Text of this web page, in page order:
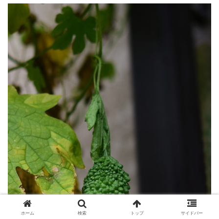
ホーム 検索 トップ サイドバー